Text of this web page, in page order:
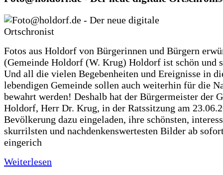
Fotos aus Holdorf von Bürgerinnen und Bürgern
(Gemeinde Holdorf (W. Krug) Holdorf ist schön und
Und all die vielen Begebenheiten und Ereignisse in
lebendigen Gemeinde sollen auch weiterhin für die
bewahrt werden! Deshalb hat der Bürgermeister der
Holdorf, Herr Dr. Krug, in der Ratssitzung am
Bevölkerung dazu eingeladen, ihre schönsten,
skurrilsten und nachdenkenswertesten Bilder ab
eingerich
Weiterlesen